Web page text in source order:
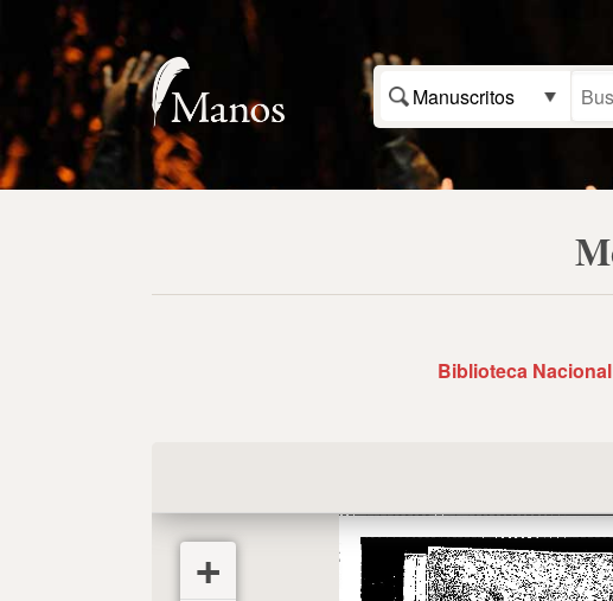
Manuscritos
Biblioteca